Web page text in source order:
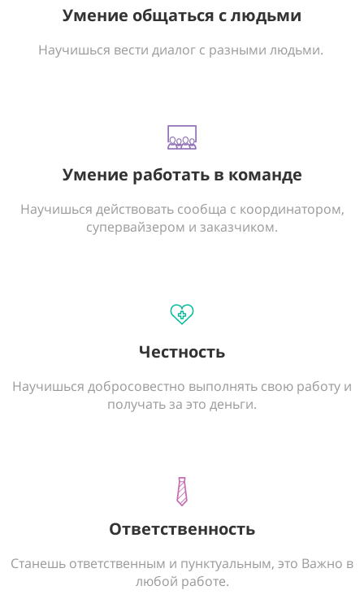
Умение общаться с людьми
Научишься вести диалог с разными людьми.
Умение работать в команде
Научишься действовать сообща с координатором,
супервайзером и заказчиком.
Честность
Научишься добросовестно выполнять свою работу и
получать за это деньги.
Ответственность
Станешь ответственным и пунктуальным, это Важно в
любой работе.